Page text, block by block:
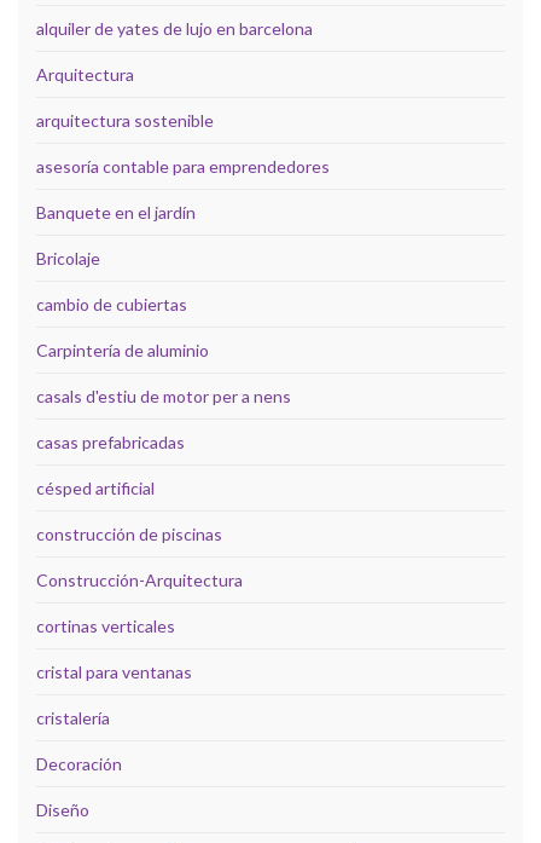
alquiler de yates de lujo en barcelona
Arquitectura
arquitectura sostenible
asesoría contable para emprendedores
Banquete en el jardín
Bricolaje
cambio de cubiertas
Carpintería de aluminio
casals d'estiu de motor per a nens
casas prefabricadas
césped artificial
construcción de piscinas
Construcción-Arquitectura
cortinas verticales
cristal para ventanas
cristalería
Decoración
Diseño